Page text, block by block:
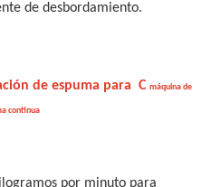
de desbordamiento.
de espuma para C máquina de
continua
por minuto para